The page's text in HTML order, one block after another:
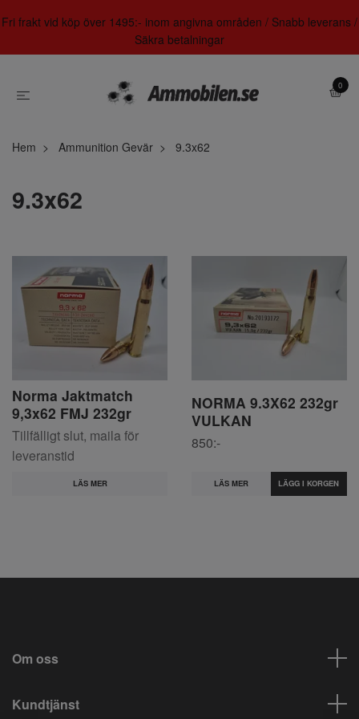
Fri frakt vid köp över 1495:- inom angivna områden / Snabb leverans /
Säkra betalningar
0
Hem Ammunition Gevär 9.3x62
9.3x62
Norma Jaktmatch
9,3x62 FMJ 232gr
Tillfälligt slut, maila för
leveranstid
LÄS MER
NORMA 9.3X62 232gr
VULKAN
850:-
LÄS MER
Om oss
Kundtjänst